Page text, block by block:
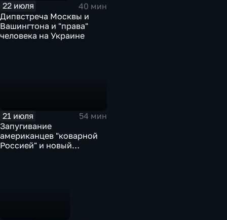
22 июля
40 мин
Дипвстреча Москвы и
Вашингтона и "права"
человека на Украине
21 июля
54 мин
Запугивание
американцев "коварной
Россией" и новый